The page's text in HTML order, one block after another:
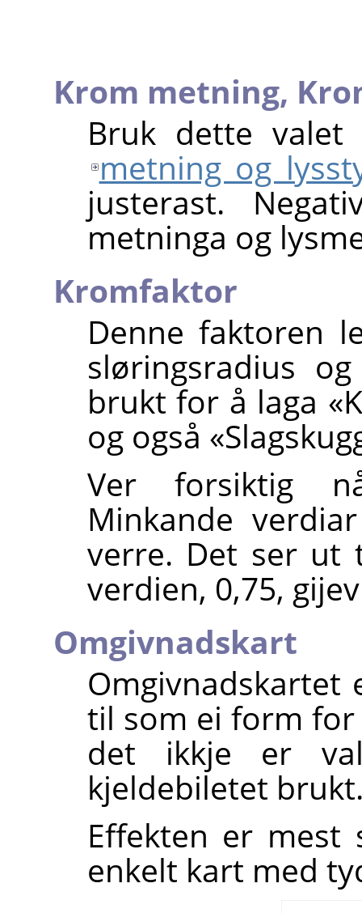
Krom metning,
Bruk dette
metning og
justerast.
metninga og
Kromfaktor
Denne faktoren
sløringsradius
brukt for å laga
og også
Ver forsiktig
Minkande
verre. Det ser ut
verdien, 0,75,
Omgivnadskart
til som ei form for
det ikkje er
kjeldebiletet
Effekten er mest
enkelt kart med